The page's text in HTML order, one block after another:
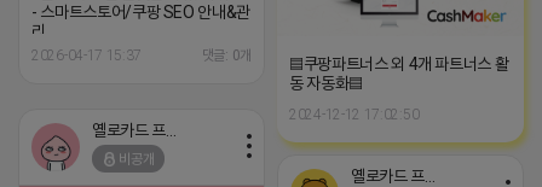
- 스마트스토어/쿠팡 SEO 안내&관
리
─────────────────
2026-04-17 15:37 댓글: 0개
▤쿠팡파트너스 외 4개 파트너스 활
동 자동화▤
2024-12-12 17:02:50
옐로카드 프로도
비공개
옐로카드 프로도